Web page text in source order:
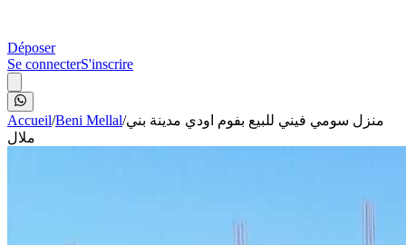
Déposer
Se connecterS'inscrire
Accueil/Beni Mellal/منزل سومي فيني للبيع بفوم اودي مدينة بني
ملال